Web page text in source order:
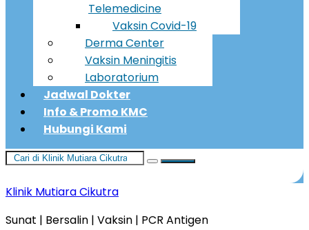
Telemedicine
Vaksin Covid-19
Derma Center
Vaksin Meningitis
Laboratorium
Jadwal Dokter
Info & Promo KMC
Hubungi Kami
Klinik Mutiara Cikutra
Sunat | Bersalin | Vaksin | PCR Antigen